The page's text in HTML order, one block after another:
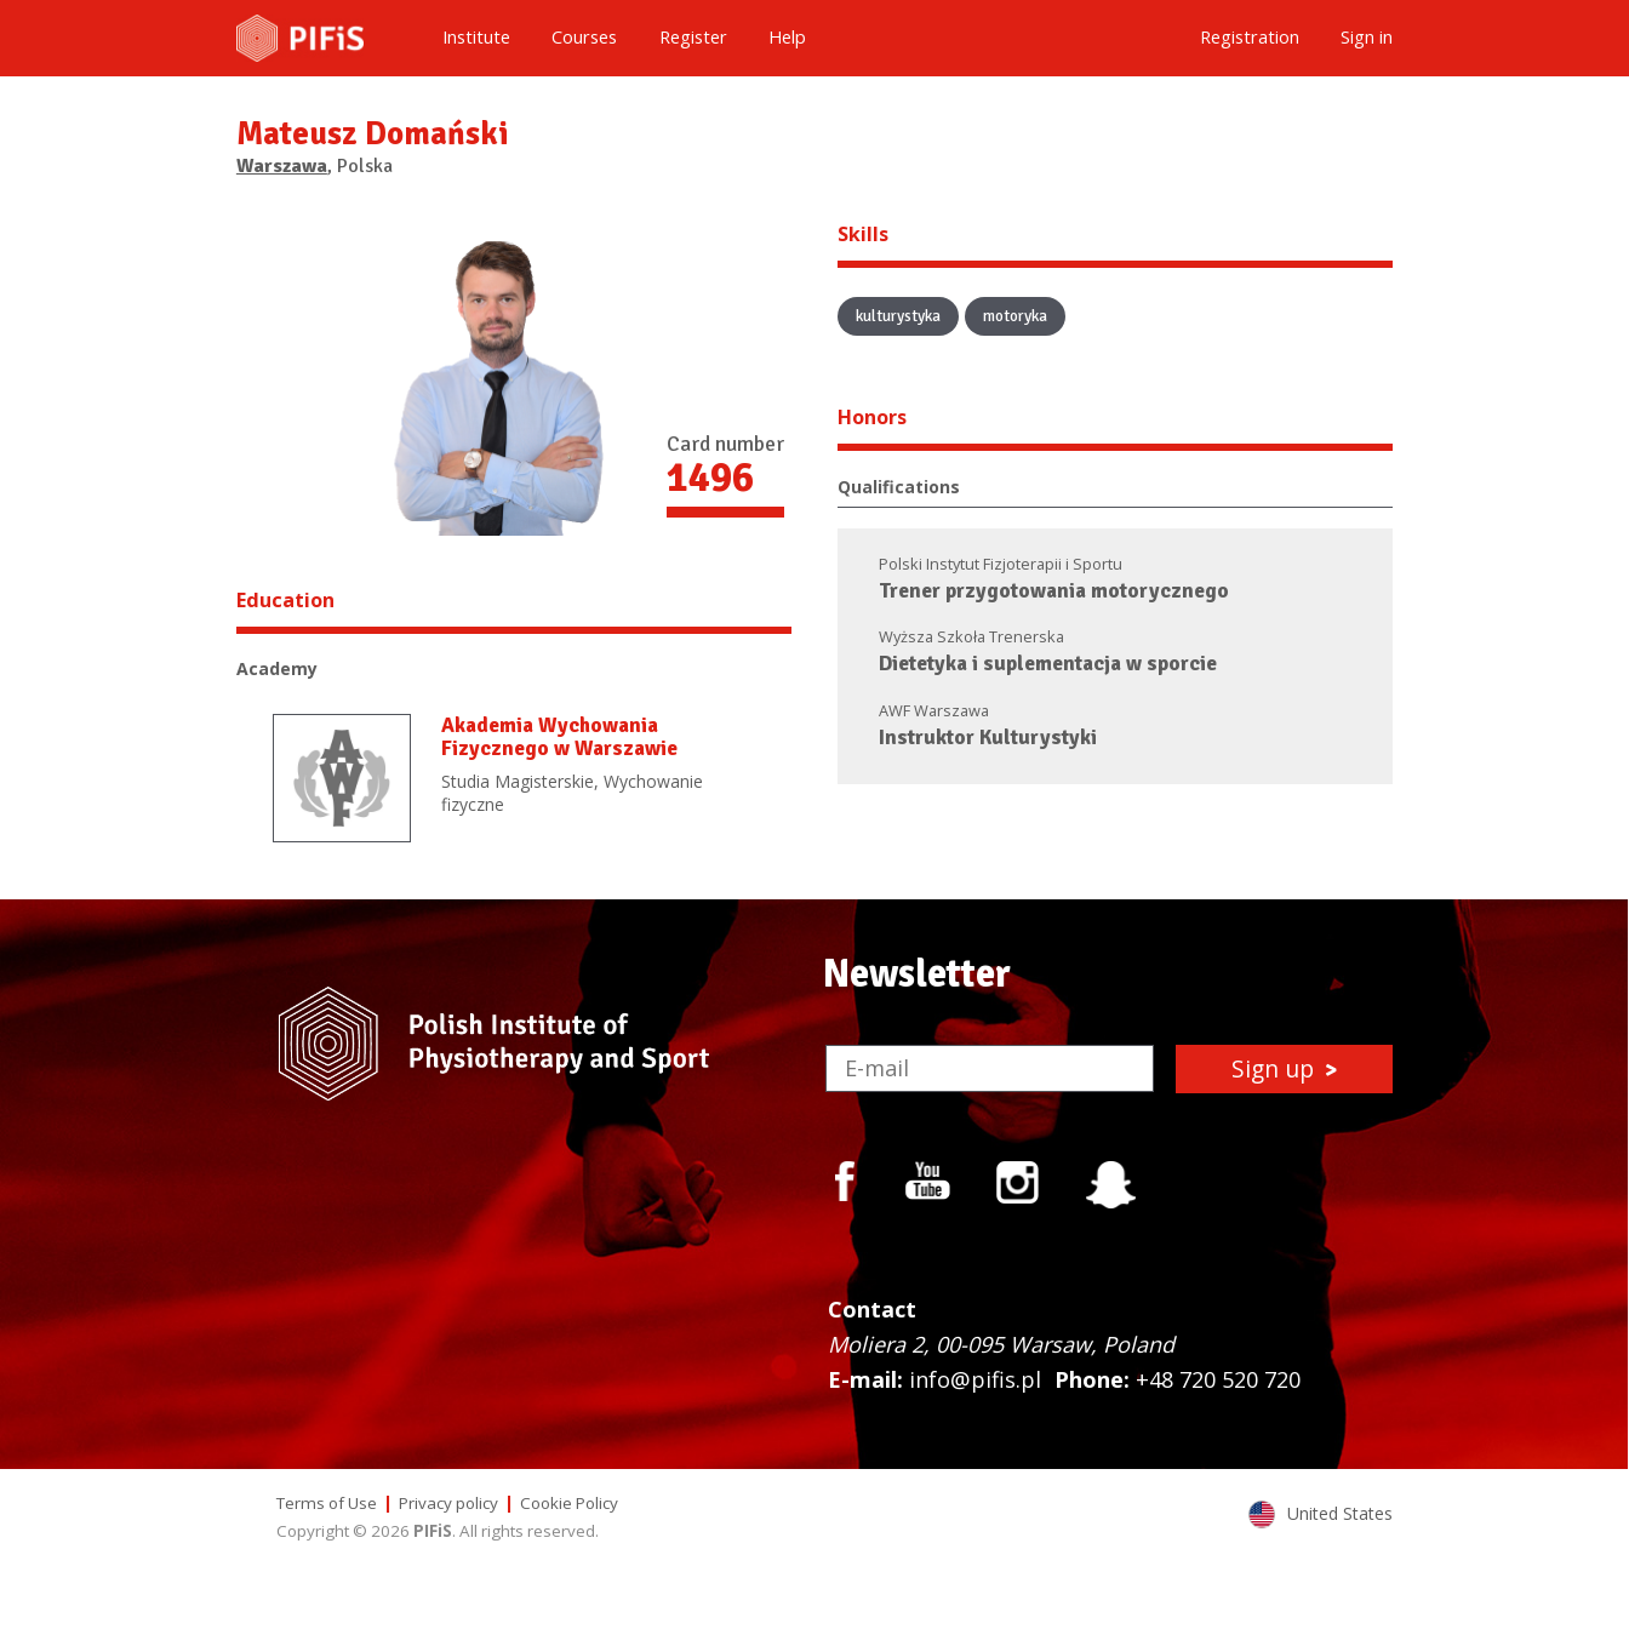
Institute Courses Register Help Registration Sign in
Mateusz Domański
Warszawa, Polska
Card number
1496
Education
Academy
Akademia Wychowania
Fizycznego w Warszawie
Studia Magisterskie, Wychowanie
fizyczne
Skills
kulturystyka motoryka
Honors
Qualifications
Polski Instytut Fizjoterapii i Sportu
Trener przygotowania motorycznego
Wyższa Szkoła Trenerska
Dietetyka i suplementacja w sporcie
AWF Warszawa
Instruktor Kulturystyki
Newsletter
Sign up >
Contact
Moliera 2, 00-095 Warsaw, Poland
E-mail: info@pifis.pl Phone: +48 720 520 720
United States
Terms of Use Privacy policy
Cookie Policy
Copyright © 2026 PIFiS.All rights reserved.